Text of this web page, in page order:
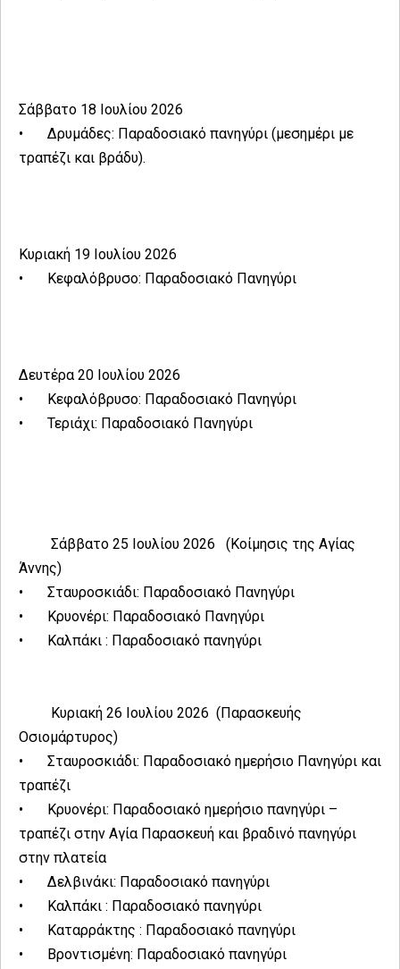
Σάββατο 18 Ιουλίου 2026
•
Δρυμάδες: Παραδοσιακό πανηγύρι (μεσημέρι με
τραπέζι και βράδυ).
Κυριακή 19 Ιουλίου 2026
•
Κεφαλόβρυσο: Παραδοσιακό Πανηγύρι
Δευτέρα 20 Ιουλίου 2026
•
Κεφαλόβρυσο: Παραδοσιακό Πανηγύρι
•
Τεριάχι: Παραδοσιακό Πανηγύρι
Σάββατο 25 Ιουλίου 2026 (Κοίμησις της Αγίας
Άννης)
•
Σταυροσκιάδι: Παραδοσιακό Πανηγύρι
•
Κρυονέρι: Παραδοσιακό Πανηγύρι
•
Καλπάκι : Παραδοσιακό πανηγύρι
Κυριακή 26 Ιουλίου 2026 (Παρασκευής
Οσιομάρτυρος)
•
Σταυροσκιάδι: Παραδοσιακό ημερήσιο Πανηγύρι και
τραπέζι
•
Κρυονέρι: Παραδοσιακό ημερήσιο πανηγύρι –
τραπέζι στην Αγία Παρασκευή και βραδινό πανηγύρι
στην πλατεία
•
Δελβινάκι: Παραδοσιακό πανηγύρι
•
Καλπάκι : Παραδοσιακό πανηγύρι
•
Καταρράκτης : Παραδοσιακό πανηγύρι
•
Βροντισμένη: Παραδοσιακό πανηγύρι